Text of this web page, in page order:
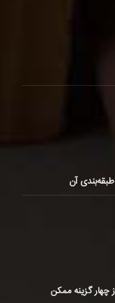
چهار گزینه ممکن